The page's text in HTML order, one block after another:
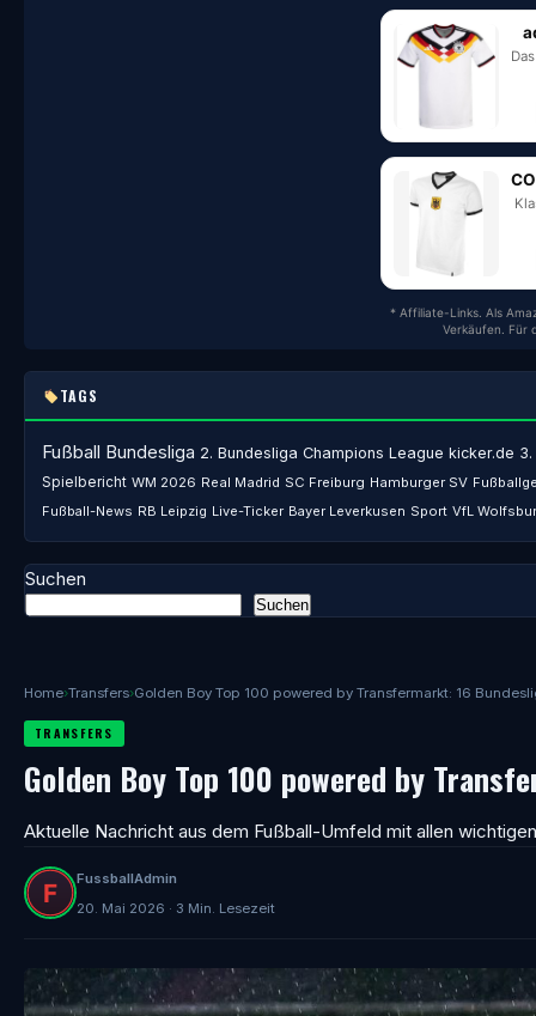
Home›Transfers›Golden Boy Top 100 powered by Transfermarkt: 16
TRANSFERS
Golden Boy Top 100 powered by
Aktuelle Nachricht aus dem Fußball-Umfeld mit allen
FussballAdmin
20. Mai 2026 · 3 Min. Lesezeit
* Affiliate-Links. Als
Verkäufen. Für
TAGS
Fußball Bundesliga 2. Bundesliga Champions League kicker.de 3.
Spielbericht WM 2026 Real Madrid SC Freiburg Hamburger SV
Fußball-News RB Leipzig Live-Ticker Bayer Leverkusen Sport VfL
Suchen
Suchen